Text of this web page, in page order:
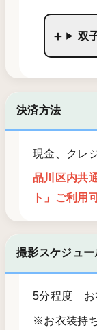
双
決済方法
現金、クレ
品川区内共
ト」ご利用
撮影スケジュー
5分程度 お
※お衣装持